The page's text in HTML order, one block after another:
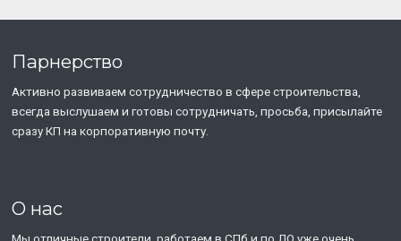
Парнерство
Активно развиваем сотрудничество в сфере строительства,
всегда выслушаем и готовы сотрудничать, просьба, присылайте
сразу КП на корпоративную почту.
О нас